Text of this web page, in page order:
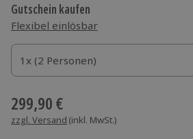
Gutschein kaufen
Flexibel einlösbar
1x (2 Personen)
1x (2 Personen)
1x (2 Personen)
299,90 €
zzgl. Versand (inkl. MwSt.)